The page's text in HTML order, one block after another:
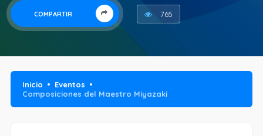
COMPARTIR 765
Inicio
Eventos
Composiciones del Maestro Miyazaki